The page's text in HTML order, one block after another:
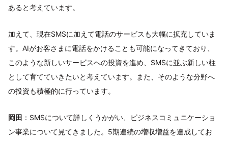
あると考えています。
加えて、現在SMSに加えて電話のサービスも大幅に拡充していま
す。AIがお客さまに電話をかけることも可能になってきており、
このような新しいサービスへの投資を進め、SMSに並ぶ新しい柱
として育てていきたいと考えています。また、そのような分野へ
の投資も積極的に行っています。
岡田 ：SMSについて詳しくうかがい、ビジネスコミュニケーショ
ン事業について見てきました。5期連続の増収増益を達成してお